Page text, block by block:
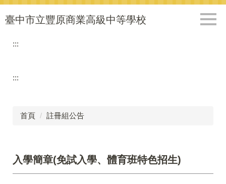
跳
到
臺中市立豐原商業高級中等學校
:::
:::
首頁 註冊組公告
入學簡章(免試入學、體育班特色招生)